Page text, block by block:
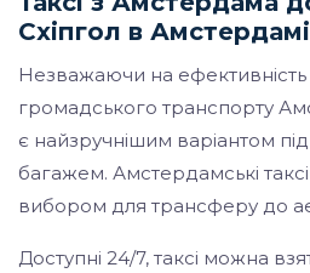
Схіпгол в Амстердамі
Незважаючи на
громадського транспорту
є найзручнішим варіантом
багажем. Амстердамські
вибором для трансферу до
Доступні 24/7, таксі можна